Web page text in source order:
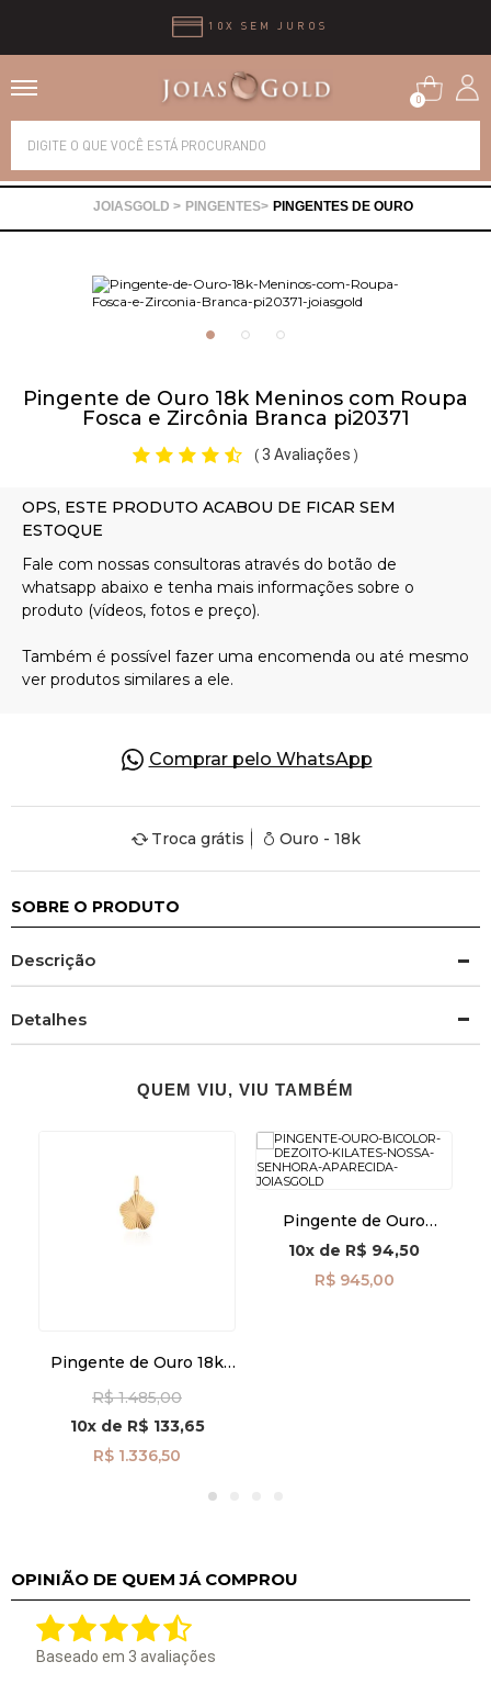
10X SEM JUROS
0
PINGENTES PINGENTES DE OURO
Pingente de Ouro 18k Meninos com Roupa
Fosca e Zircônia Branca pi20371
( 3 Avaliações )
Comprar pelo WhatsApp
Troca grátis Ouro - 18k
SOBRE O PRODUTO
Descrição
Detalhes
QUEM VIU, VIU TAMBÉM
Pingente de Ouro 18k
R$ 1.485,00
10xde R$ 133,65
R$ 1.336,50
Pingente de Ouro
Bicolor 18k Nossa
Senhora Aparecida
pi21085
10x de R$ 94,50
R$ 945,00
OPINIÃO DE QUEM JÁ COMPROU
Baseado em 3 avaliações
Alianças
Brincos
Gargantilhas
Piercing
Pedras Preciosas
Presente